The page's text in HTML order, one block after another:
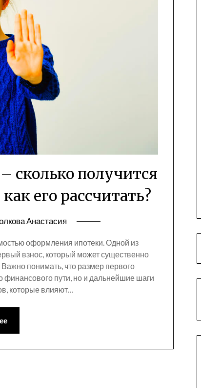
сколько получится
его рассчитать?
Анастасия
оформления ипотеки. Одной из
взнос, который может существенно
понимать, что размер первого
финансового пути, но и дальнейшие шаги
которые влияют…